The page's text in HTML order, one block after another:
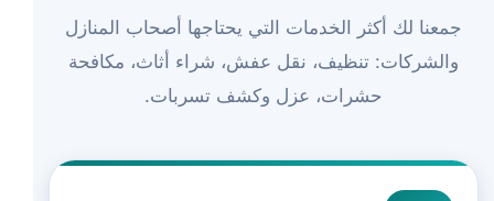
جمعنا لك أكثر الخدمات التي يحتاجها أصحاب المنازل
والشركات: تنظيف، نقل عفش، شراء أثاث، مكافحة
حشرات، عزل وكشف تسربات.